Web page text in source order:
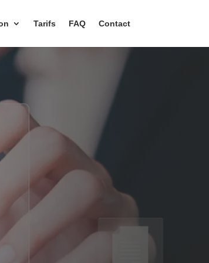
Tarifs FAQ Contact